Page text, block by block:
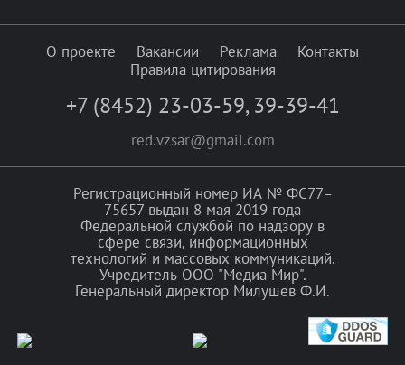
О проекте Вакансии Реклама
Контакты
Правила цитирования
+7 (8452) 23-03-59, 39-39-41
red.vzsar@gmail.com
Регистрационный номер ИА № ФС77–
75657 выдан 8 мая 2019 года
Федеральной службой по надзору в
сфере связи, информационных
технологий и массовых коммуникаций.
Учредитель ООО "Медиа Мир".
Генеральный директор Милушев Ф.И.